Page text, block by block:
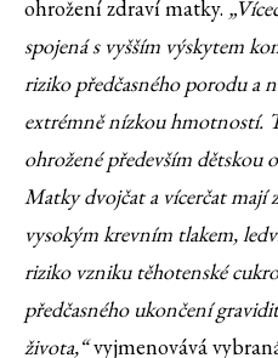
ohrožení zdraví matky.
spojená s vyšším výskytem
riziko předčasného porodu a
extrémně nízkou hmotností.
ohrožené především dětskou
Matky dvojčat a vícerčat mají
vysokým krevním tlakem,
riziko vzniku těhotenské
předčasného ukončení
života,“vyjmenovává